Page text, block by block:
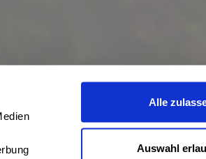
Alle
Auswahl